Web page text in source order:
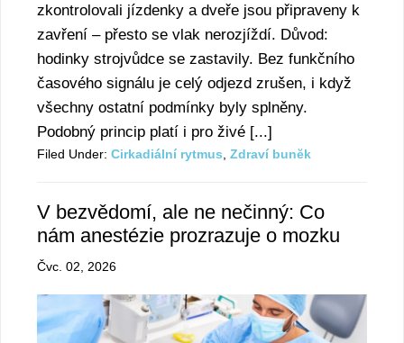
zkontrolovali jízdenky a dveře jsou připraveny k
zavření – přesto se vlak nerozjíždí. Důvod:
hodinky strojvůdce se zastavily. Bez funkčního
časového signálu je celý odjezd zrušen, i když
všechny ostatní podmínky byly splněny.
Podobný princip platí i pro živé [...]
Filed Under: Cirkadiální rytmus, Zdraví bunĕk
V bezvědomí, ale ne nečinný: Co
nám anestézie prozrazuje o mozku
Čvc. 02, 2026